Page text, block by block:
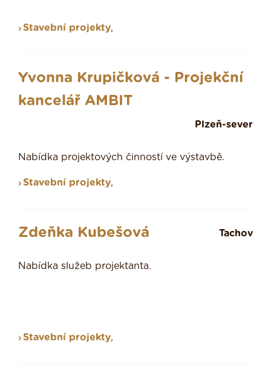
Stavební projekty,
Yvonna Krupičková - Projekční
kancelář AMBIT
Plzeň-sever
Nabídka projektových činností ve výstavbě.
Stavební projekty,
Zdeňka Kubešová Tachov
Nabídka služeb projektanta.
Stavební projekty,